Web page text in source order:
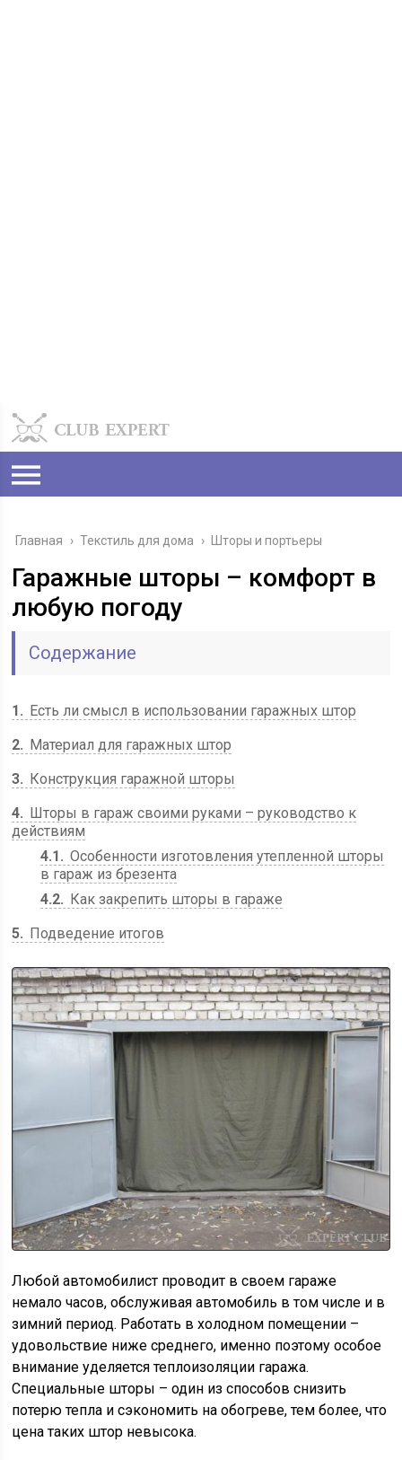
Главная › Текстиль для дома › Шторы и портьеры
Гаражные шторы – комфорт в
любую погоду
Содержание
1
Есть ли смысл в использовании гаражных штор
2
Материал для гаражных штор
3
Конструкция гаражной шторы
4
Шторы в гараж своими руками – руководство к
действиям
4.1
Особенности изготовления утепленной шторы
в гараж из брезента
4.2
Как закрепить шторы в гараже
5
Подведение итогов
Любой автомобилист проводит в своем гараже
немало часов, обслуживая автомобиль в том числе и в
зимний период. Работать в холодном помещении –
удовольствие ниже среднего, именно поэтому особое
внимание уделяется теплоизоляции гаража.
Специальные шторы – один из способов снизить
потерю тепла и сэкономить на обогреве, тем более, что
цена таких штор невысока.